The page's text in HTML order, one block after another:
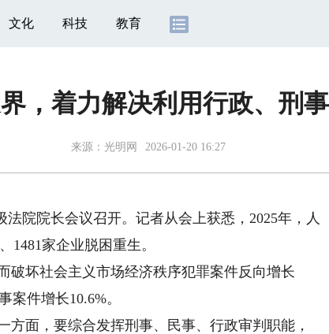
文化 科技 教育
，着力解决利用行政、刑
来源： 光明网 2026-01-20 16:27
法院院长会议召开。记者从会上获悉，2025年，人
1481家企业脱困重生。
坏社会主义市场经济秩序犯罪案件反向增长
案件增长10.6%。
面，要综合发挥刑事、民事、行政审判职能，